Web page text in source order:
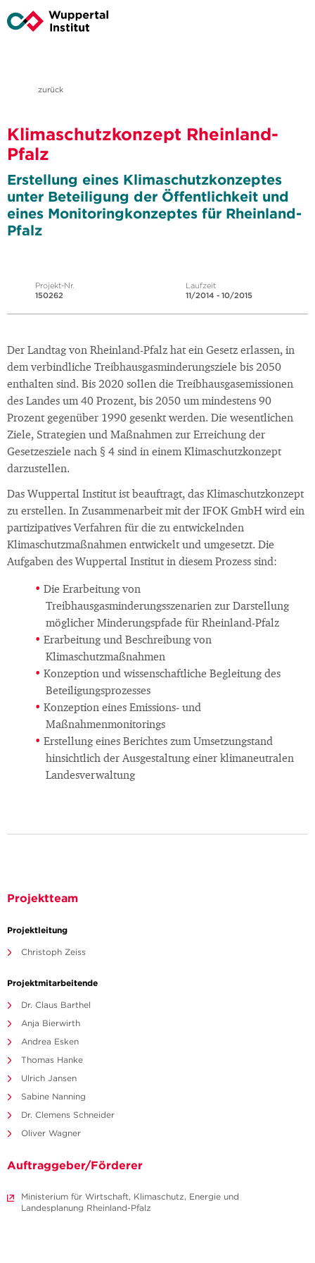
zurück
Klimaschutzkonzept Rheinland-
Pfalz
Erstellung eines Klimaschutzkonzeptes
unter Beteiligung der Öffentlichkeit und
eines Monitoringkonzeptes für Rheinland-
Pfalz
Projekt-Nr.
150262
Laufzeit
11/2014 - 10/2015
Der Landtag von Rheinland-Pfalz hat ein Gesetz erlassen, in
dem verbindliche Treibhausgasminderungsziele bis 2050
enthalten sind. Bis 2020 sollen die Treibhausgasemissionen
des Landes um 40 Prozent, bis 2050 um mindestens 90
Prozent gegenüber 1990 gesenkt werden. Die wesentlichen
Ziele, Strategien und Maßnahmen zur Erreichung der
Gesetzesziele nach § 4 sind in einem Klimaschutzkonzept
darzustellen.
Das Wuppertal Institut ist beauftragt, das Klimaschutzkonzept
zu erstellen. In Zusammenarbeit mit der IFOK GmbH wird ein
partizipatives Verfahren für die zu entwickelnden
Klimaschutzmaßnahmen entwickelt und umgesetzt. Die
Aufgaben des Wuppertal Institut in diesem Prozess sind:
Die Erarbeitung von
Treibhausgasminderungsszenarien zur Darstellung
möglicher Minderungspfade für Rheinland-Pfalz
Erarbeitung und Beschreibung von
Klimaschutzmaßnahmen
Konzeption und wissenschaftliche Begleitung des
Beteiligungsprozesses
Konzeption eines Emissions- und
Maßnahmenmonitorings
Erstellung eines Berichtes zum Umsetzungstand
hinsichtlich der Ausgestaltung einer klimaneutralen
Landesverwaltung
Projektteam
Projektleitung
Christoph Zeiss
Projektmitarbeitende
Dr. Claus Barthel
Anja Bierwirth
Andrea Esken
Thomas Hanke
Ulrich Jansen
Sabine Nanning
Dr. Clemens Schneider
Oliver Wagner
Auftraggeber/Förderer
Ministerium für Wirtschaft, Klimaschutz, Energie und
Landesplanung Rheinland-Pfalz